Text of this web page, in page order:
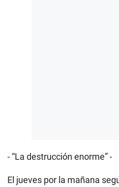
- “La destrucción enorme” -
El jueves por la mañana